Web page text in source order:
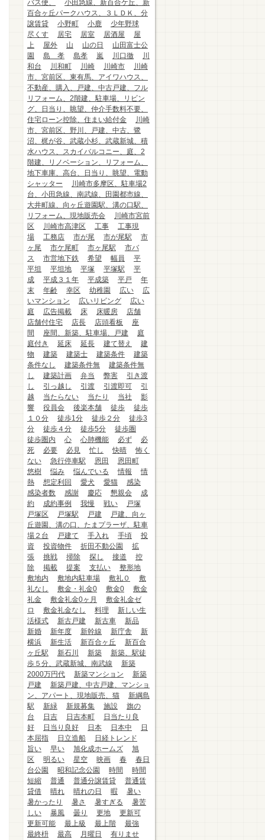
バス便、
小田急線、新百合ケ丘、新
百合ヶ丘パークハウス、３ＬＤＫ、分
譲賃貸
小野町 小鹿
少年野球
尽くす
居宅 居室 居酒屋
屋
上
屋外 山 山の日
山田富士公
園
島 孝 島孝 嵐 川口徹
川
和台
川和町 川崎 川崎市
川崎
市、宮前区、東有馬、アイワハウス、
不動産、購入、戸建、中古戸建、フル
リフォーム、2階建、駐車場、リビン
グ、日当り、眺望、仲介手数料不要、
住宅ローン控除、住まい給付金
川崎
市、宮前区、野川、戸建、中古、鷺
沼、梶が谷、武蔵小杉、武蔵新城、積
水ハウス、スカイバルコニー、庭、2
階建、リノベーション、リフォーム、
地下車庫、高台、日当り、眺望、電動
シャッター
川崎市多摩区、駐車場2
台、小田急線、南武線、田園都市線、
大井町線、向ヶ丘遊園駅、溝の口駅、
リフォーム、現地販売会
川崎市宮前
区
川崎市高津区 工事
工事現
場
工務店 市が尾 市が尾駅
市
ヶ尾
市ケ尾町 市ヶ尾駅
市バ
ス
市営地下鉄 希望 幅員
平
平坦
平坦地 平塚 平塚駅
平
成
平成３１年 平成築 平戸
年
末
年齢 幸区 幼稚園 広い
広
いマンション
広いリビング
広い
庭
広告掲載 床 床暖房
店舗
店舗付住宅
店長 店頭看板
座
間
座間、新築、駐車場、戸建
庭
庭付き
延床 延長 建て替え
建
物
建築 建築士 建築条件
建築
条件なし
建築条件無
建築条件無
し
建築計画 弁当 弊害
引き渡
し
引っ越し 引渡 引渡即可
引
越
当たらない 当たり 当社
影
響
役員会 後楽本舗 徒歩
徒歩
１０分
徒歩1分 徒歩２分
徒歩3
分
徒歩４分 徒歩5分
徒歩圏
徒歩圏内
心 心肺機能 必ず
必
死
必要 必見 忙し 快晴
怖く
ない
急行停車駅 恩田
恩田町
悠樹
悩み 悩んでいる 情報
情
熱
想定利回 愛犬 愛猫
感染
感染者数
感謝 慶応 懇親会
成
約
成約事例 我慢 戦い
戸塚
戸塚区
戸塚駅 戸建
戸建、向ヶ
丘遊園、溝の口、たまプラーザ、駐車
場２台
戸建て 手入れ 手頃
投
資
投資物件 折田不動公園
拡
張
挑戦 掃除 探し 接道
控
除
掲載 提案 支払い
整形地
敷地内
敷地内駐車場 敷礼０
敷
礼なし
敷金・礼金0 敷金0
敷金
礼金
敷金礼金0ヶ月
敷金礼金ゼ
ロ
敷金礼金なし 料理
新しい生
活様式
新古戸建 新古車
新品
新婚
新年度 新幹線 新庁舎
新
横浜
新生活 新百合ヶ丘
新百合
ヶ丘駅
新石川 新築
新築、駅徒
歩５分、武蔵新城、南武線
新築
2000万円代
新築マンション
新築
戸建
新築戸建、中古戸建、マンショ
ン、アパート、現地販売、猫
新綱島
駅
新緑 新規募集 施設
旗の
台
日吉 日吉本町
日当たり良
好
日当り良好 日本 日本中
日
本屈指
日立造船
日経トレンド
旨い
早い 旭化成ホームズ
旭
区
明るい 星空 映画 春
春日
台公園
昭和記念公園 時間
時間
短縮
普通 普通分譲賃貸
普通賃
貸借
晴れ 晴れの日 暇
暑い
暑かったり
暑さ 暑すぎる
暑苦
しい
暴風 曇り 更地
更新可
更新可能
最上級 最上階
最強
最終枡
最高 月曜日
有りませ